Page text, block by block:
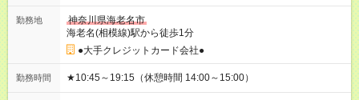
勤務地
神奈川県海老名市
海老名(相模線)駅から徒歩1分
●大手クレジットカード会社●
勤務時間 ★10:45～19:15（休憩時間 14:00～15:00）